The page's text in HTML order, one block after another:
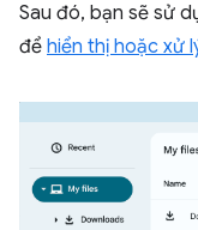
Sau đó, bạn sẽ sử
để hiển thị hoặc xử